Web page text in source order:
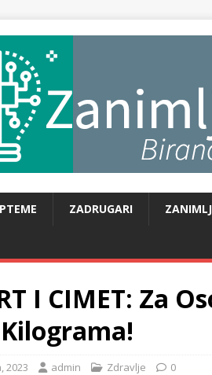
ZADRUGARI
I CIMET: Za
2023 admin Zdravlje 0